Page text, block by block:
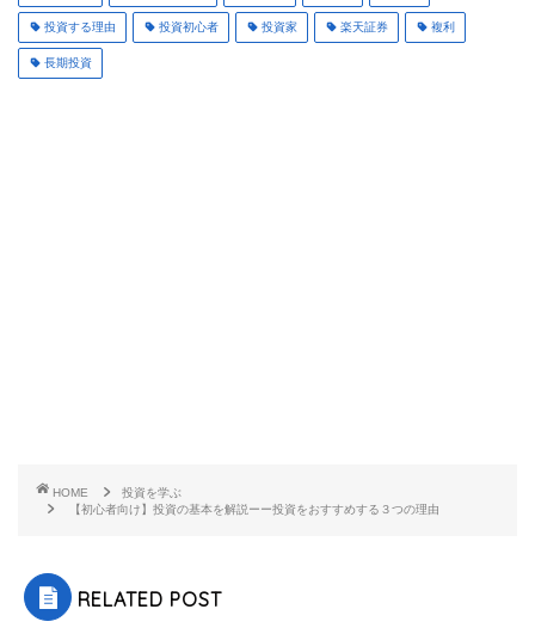
投資する理由 投資初心者 投資家 楽天証券 複利
長期投資
HOME
投資を学ぶ
【初心者向け】投資の基本を解説ーー投資をおすすめする３つの理由
RELATED POST